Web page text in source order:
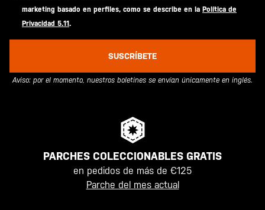
marketing basado en perfiles, como se describe en la Política de
Privacidad 5.11.
SUSCRÍBETE
Aviso: por el momento, nuestros boletines se envían únicamente en inglés.
PARCHES COLECCIONABLES GRATIS
en pedidos de más de €125
Parche del mes actual